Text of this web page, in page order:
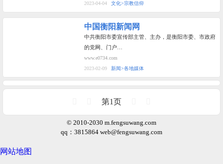
2023-04-04
文化>宗教信仰
中国衡阳新闻网
中共衡阳市委宣传部主管、主办，是衡阳市委、市政府
的党网、门户…
www.e0734.com
2023-02-09
新闻>各地媒体
第1页
© 2010-2030 m.fengsuwang.com
qq：3815864 web@fengsuwang.com
网站地图